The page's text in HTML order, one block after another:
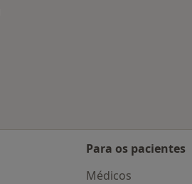
Para os pacientes
Médicos